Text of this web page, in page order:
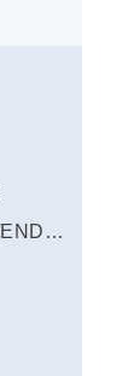
CHIRURGIE VASCULAIRE/ENDOVASCULAIRE